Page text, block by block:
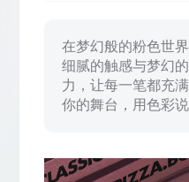
在梦幻般的粉色世
细腻的触感与梦幻
力，让每一笔都充
你的舞台，用色彩